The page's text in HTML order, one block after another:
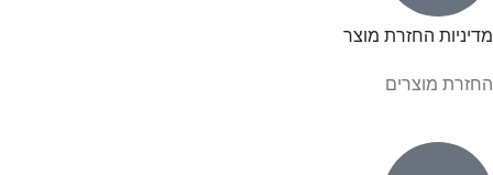
מדיניות החזרת מוצר
החזרת מוצרים